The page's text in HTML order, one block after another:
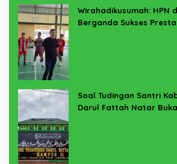
Wirahadikusumah: HPN
Berganda Sukses
Soal Tudingan Santri
Darul Fattah Natar